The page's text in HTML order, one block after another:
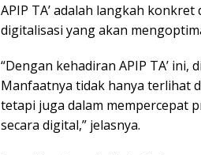
APIP TA’ adalah langkah
digitalisasi yang akan
“Dengan kehadiran APIP TA’
Manfaatnya tidak hanya terlihat
tetapi juga dalam mempercepat
secara digital,” jelasnya.